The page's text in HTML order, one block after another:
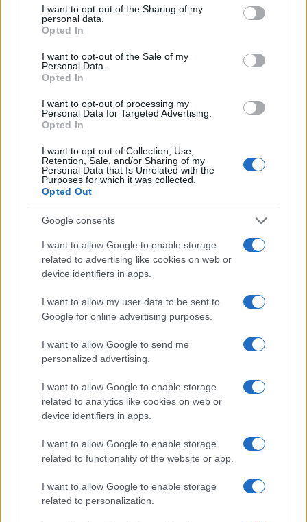
not limited to your visit or usage behaviour. You may click to
grant or deny consent to Google and its third-party tags to
use your data for below specified purposes in below Google
consent section.
I want to opt-out of the Sharing of my
personal data.
Opted In
I want to opt-out of the Sale of my
Personal Data.
Opted In
I want to opt-out of processing my
Personal Data for Targeted Advertising.
Opted In
I want to opt-out of Collection, Use,
Retention, Sale, and/or Sharing of my
Personal Data that Is Unrelated with the
Purposes for which it was collected.
Opted Out
Google consents
I want to allow Google to enable storage
related to advertising like cookies on web or
device identifiers in apps.
I want to allow my user data to be sent to
Google for online advertising purposes.
I want to allow Google to send me
personalized advertising.
I want to allow Google to enable storage
related to analytics like cookies on web or
device identifiers in apps.
I want to allow Google to enable storage
related to functionality of the website or app.
I want to allow Google to enable storage
related to personalization.
E-PTOLEMEOS TEAM 8 ΑΥΓΟΎΣΤΟΥ 2026, 7:38 ΜΜ
ΠΕΡΙΣΣΌΤΕΡΑ